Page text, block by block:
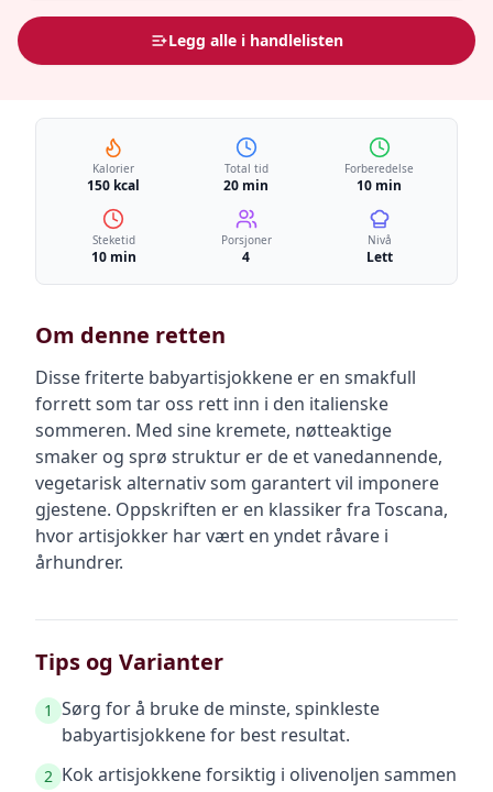
Legg alle i handlelisten
Kalorier
150 kcal
Total tid
20 min
Forberedelse
10 min
Steketid
10 min
Porsjoner
4
Nivå
Lett
Om denne retten
Disse friterte babyartisjokkene er en smakfull
forrett som tar oss rett inn i den italienske
sommeren. Med sine kremete, nøtteaktige
smaker og sprø struktur er de et vanedannende,
vegetarisk alternativ som garantert vil imponere
gjestene. Oppskriften er en klassiker fra Toscana,
hvor artisjokker har vært en yndet råvare i
århundrer.
Tips og Varianter
1 Sørg for å bruke de minste, spinkleste
babyartisjokkene for best resultat.
2 Kok artisjokkene forsiktig i olivenoljen sammen